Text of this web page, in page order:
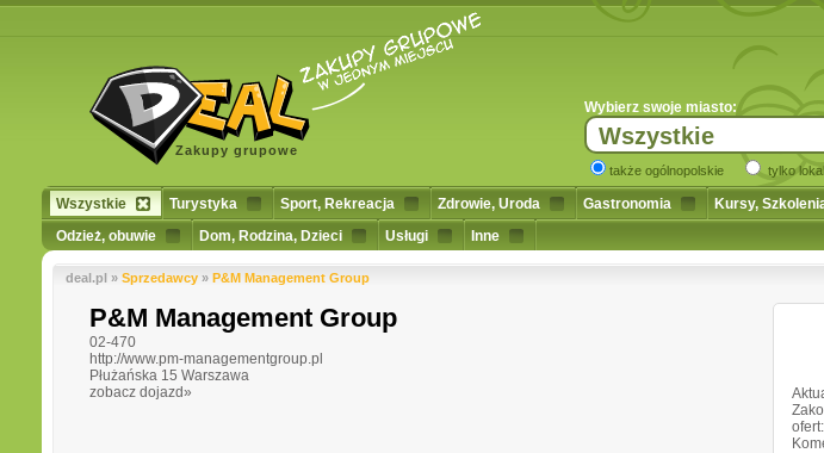
Zakupy grupowe
Wybierz swoje miasto:
Wszystkie
także ogólnopolskie tylko
Wszystkie Turystyka Sport, Rekreacja Zdrowie, Uroda Gastronomia Kursy,
Odzież, obuwie
Dom, Rodzina, Dzieci Usługi Inne
deal.pl » Sprzedawcy» P&M Management Group
P&M Management Group
02-470
http://www.pm-managementgroup.pl
Płużańska 15 Warszawa
zobacz dojazd»
ofert: